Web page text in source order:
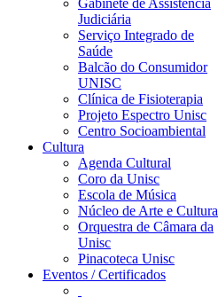
Gabinete de Assistência
Judiciária
Serviço Integrado de
Saúde
Balcão do Consumidor
UNISC
Clínica de Fisioterapia
Projeto Espectro Unisc
Centro Socioambiental
Cultura
Agenda Cultural
Coro da Unisc
Escola de Música
Núcleo de Arte e Cultura
Orquestra de Câmara da
Unisc
Pinacoteca Unisc
Eventos / Certificados